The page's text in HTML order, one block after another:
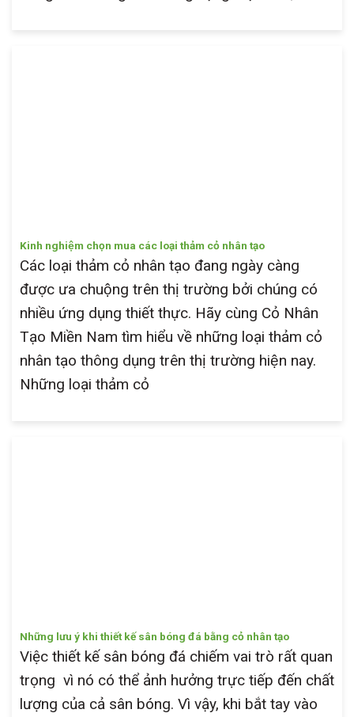
Kinh nghiệm chọn mua các loại thảm cỏ nhân tạo
Các loại thảm cỏ nhân tạo đang ngày càng
được ưa chuộng trên thị trường bởi chúng có
nhiều ứng dụng thiết thực. Hãy cùng Cỏ Nhân
Tạo Miền Nam tìm hiểu về những loại thảm cỏ
nhân tạo thông dụng trên thị trường hiện nay.
Những loại thảm cỏ
Những lưu ý khi thiết kế sân bóng đá bằng cỏ nhân tạo
Việc thiết kế sân bóng đá chiếm vai trò rất quan
trọng vì nó có thể ảnh hưởng trực tiếp đến chất
lượng của cả sân bóng. Vì vậy, khi bắt tay vào